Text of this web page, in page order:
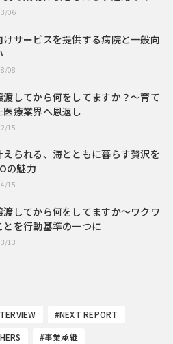
06
けサービスを提供する病院と一般向
08
渡してから何をしてますか？～育て
医療業界へ恩返し
15
えられる、海とともに暮らす贅沢を
の魅力
15
渡してから何をしてますか～ワクワ
とを行動基準の一つに
13
#NEXT REPORT
#事業承継